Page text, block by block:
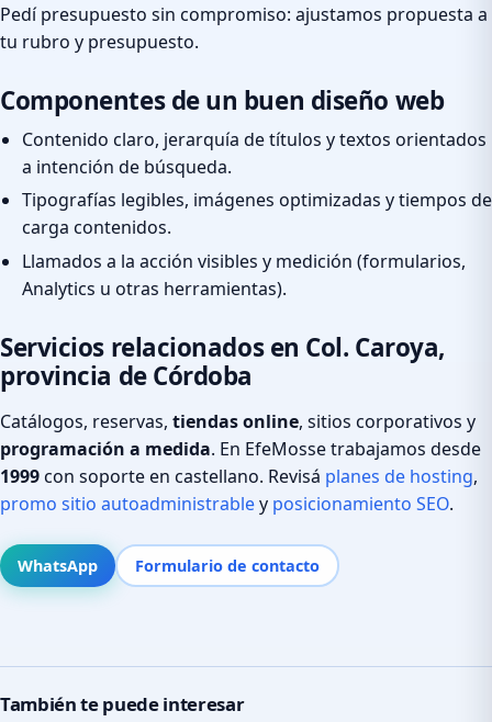
Pedí presupuesto sin compromiso: ajustamos propuesta a
tu rubro y presupuesto.
Componentes de un buen diseño web
Contenido claro, jerarquía de títulos y textos orientados
a intención de búsqueda.
Tipografías legibles, imágenes optimizadas y tiempos de
carga contenidos.
Llamados a la acción visibles y medición (formularios,
Analytics u otras herramientas).
Servicios relacionados en Col. Caroya,
provincia de Córdoba
Catálogos, reservas, tiendas online, sitios corporativos y
programación a medida. En EfeMosse trabajamos desde
1999con soporte en castellano. Revisá planes de hosting,
promo sitio autoadministrabley posicionamiento SEO.
WhatsApp Formulario de contacto
También te puede interesar